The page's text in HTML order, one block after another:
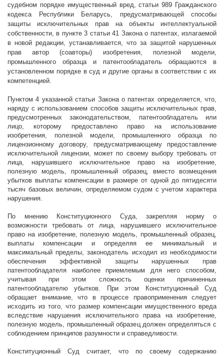
судебном порядке имущественный вред, статьи 989 Гражданского
кодекса Республики Беларусь, предусматривающей способы
защиты исключительных прав на объекты интеллектуальной
собственности, в пункте 3 статьи 41 Закона о патентах, излагаемой
в новой редакции, устанавливается, что за защитой нарушенных
прав автор (соавторы) изобретения, полезной модели,
промышленного образца и патентообладатель обращаются в
установленном порядке в суд и другие органы в соответствии с их
компетенцией.
Пунктом 4 указанной статьи Закона о патентах определяется, что,
наряду с использованием способов защиты исключительных прав,
предусмотренных законодательством, патентообладатель или
лицо, которому предоставлено право на использование
изобретения, полезной модели, промышленного образца по
лицензионному договору, предусматривающему предоставление
исключительной лицензии, может по своему выбору требовать от
лица, нарушившего исключительное право на изобретение,
полезную модель, промышленный образец, вместо возмещения
убытков выплаты компенсации в размере от одной до пятидесяти
тысяч базовых величин, определяемом судом с учетом характера
нарушения.
По мнению Конституционного Суда, закрепляя норму о
возможности требовать от лица, нарушившего исключительное
право на изобретение, полезную модель, промышленный образец,
выплаты компенсации и определяя ее минимальный и
максимальный пределы,законодатель исходил из необходимости
обеспечения эффективной защиты нарушенных прав
патентообладателя наиболее приемлемым для него способом,
учитывая при этом сложность оценки причиненных
патентообладателю убытков. При этом Конституционный Суд
обращает внимание, что в процессе правоприменения следует
исходить из того, что размер компенсации имущественного вреда
вследствие нарушения исключительного права на изобретение,
полезную модель, промышленный образец должен определяться с
соблюдением принципов разумности и справедливости.
Конституционный Суд считает, что по своему содержанию